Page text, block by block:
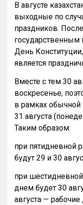
В августе
выходные по
праздников.
государственным
День
является
Вместе с тем 30
воскресенье,
в рамках обычной
31 августа
Таким образом:
при пятидневной
будут 29 и 30
при
днем будет 30
августа — рабочие